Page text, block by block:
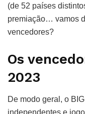
(de 52 países
premiação… vamos
vencedores?
Os
2023
De modo geral, o